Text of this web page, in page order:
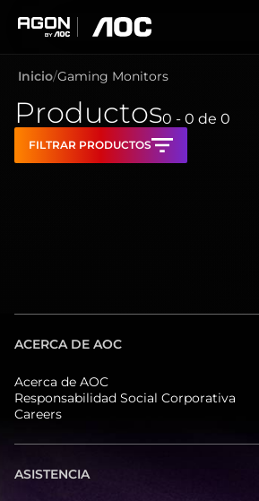
Inicio Gaming Monitors
Productos0 - 0 de 0
FILTRAR PRODUCTOS
ACERCA DE AOC
Acerca de AOC
Responsabilidad Social Corporativa
Careers
ASISTENCIA